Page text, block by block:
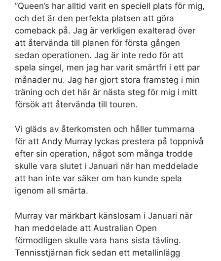
”Queen’s har alltid varit en speciell plats för mig,
och det är den perfekta platsen att göra
comeback på. Jag är verkligen exalterad över
att återvända till planen för första gången
sedan operationen. Jag är inte redo för att
spela singel, men jag har varit smärtfri i ett par
månader nu. Jag har gjort stora framsteg i min
träning och det här är nästa steg för mig i mitt
försök att återvända till touren.
Vi gläds av återkomsten och håller tummarna
för att Andy Murray lyckas prestera på toppnivå
efter sin operation, något som många trodde
skulle vara slutet i Januari när han meddelade
att han inte var säker om han kunde spela
igenom all smärta.
Murray var märkbart känslosam i Januari när
han meddelade att Australian Open
förmodligen skulle vara hans sista tävling.
Tennisstjärnan fick sedan ett metallinlägg